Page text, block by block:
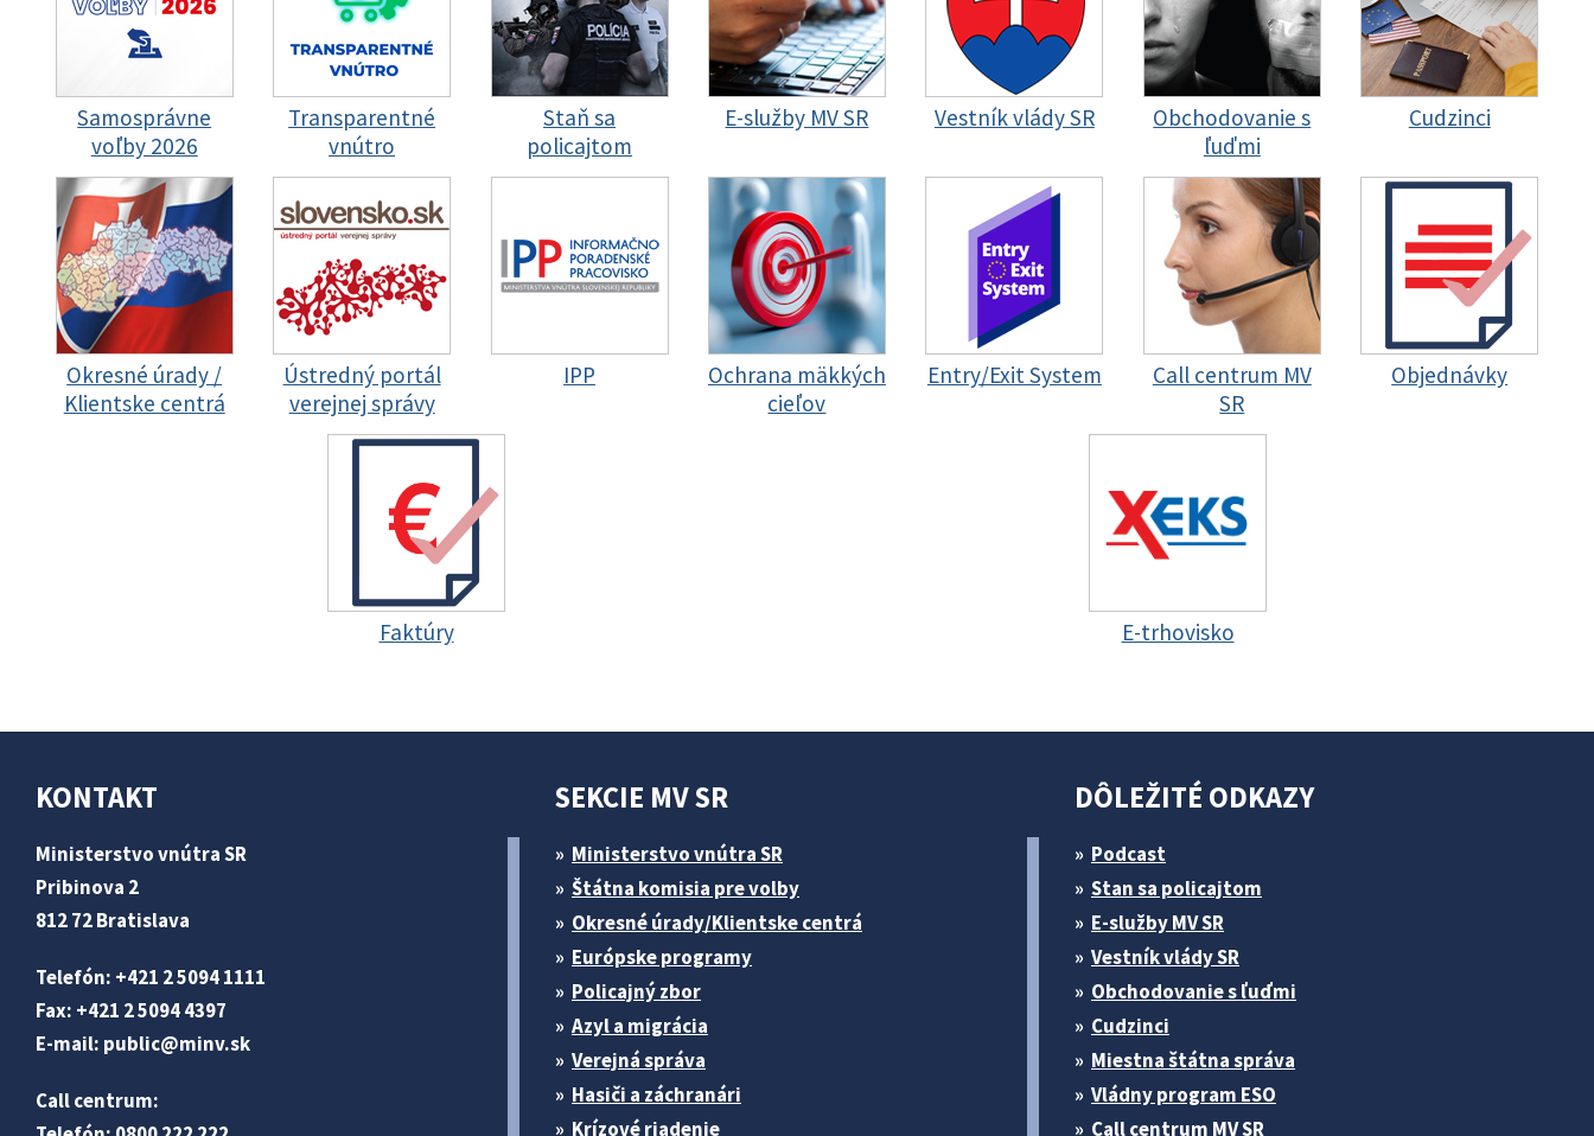
Samosprávne
voľby 2026
Transparentné
vnútro
Staň sa
policajtom
E-služby MV SR Vestník vlády SR
Obchodovanie s
ľuďmi
Cudzinci
Okresné úrady /
Klientske centrá
Ústredný portál
verejnej správy
IPP
Ochrana mäkkých
cieľov
Entry/Exit System
Call centrum MV
SR
Objednávky
Faktúry E-trhovisko
KONTAKT
Ministerstvo vnútra SR
Pribinova 2
812 72 Bratislava
Telefón: +421 2 5094 1111
Fax: +421 2 5094 4397
E-mail: public@minv.sk
Call centrum:
SEKCIE MV SR
Ministerstvo vnútra SR
Štátna komisia pre volby
Okresné úrady/Klientske centrá
Európske programy
Policajný zbor
Azyl a migrácia
Verejná správa
Hasiči a záchranári
Krízové riadenie
DÔLEŽITÉ ODKAZY
Podcast
Stan sa policajtom
E-služby MV SR
Vestník vlády SR
Obchodovanie s ľuďmi
Cudzinci
Miestna štátna správa
Vládny program ESO
Call centrum MV SR